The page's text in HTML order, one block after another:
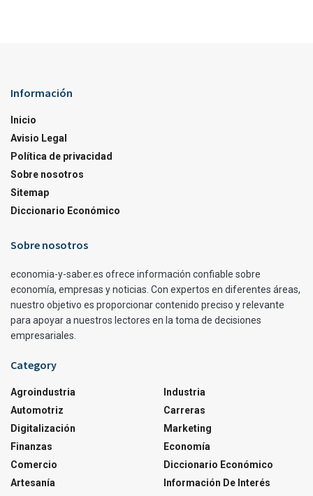
Información
Inicio
Avisio Legal
Política de privacidad
Sobre nosotros
Sitemap
Diccionario Económico
Sobre nosotros
economia-y-saber.es ofrece información confiable sobre
economía, empresas y noticias. Con expertos en diferentes áreas,
nuestro objetivo es proporcionar contenido preciso y relevante
para apoyar a nuestros lectores en la toma de decisiones
empresariales.
Category
Agroindustria
Automotriz
Digitalización
Finanzas
Comercio
Artesanía
Industria
Carreras
Marketing
Economía
Diccionario Económico
Información De Interés